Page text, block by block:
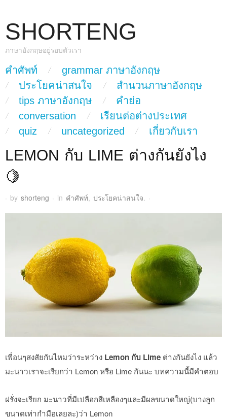
SHORTENG
ภาษาอังกฤษอยู่รอบตัวเรา
Main Menu
skip to content
คำศัพท์
grammar ภาษาอังกฤษ
ประโยคน่าสนใจ
สำนวนภาษาอังกฤษ
tips ภาษาอังกฤษ
คำย่อ
conversation
เรียนต่อต่างประเทศ
quiz
uncategorized เกี่ยวกับเรา
LEMON กับ LIME ต่างกันยังไง
🍋
· by shorteng · in คำศัพท์, ประโยคน่าสนใจ. ·
เพื่อนๆสงสัยกันไหมว่าระหว่าง Lemon กับ Lime ต่างกันยังไง แล้ว
มะนาวเราจะเรียกว่า Lemon หรือ Lime กันนะ บทความนี้มีคำตอบ
ฝรั่งจะเรียก มะนาวที่มีเปลือกสีเหลืองๆและมีผลขนาดใหญ่(บางลูก
ขนาดเท่ากำมือเลยละ)ว่า Lemon